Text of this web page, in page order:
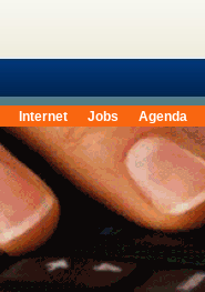
Internet Jobs Agenda